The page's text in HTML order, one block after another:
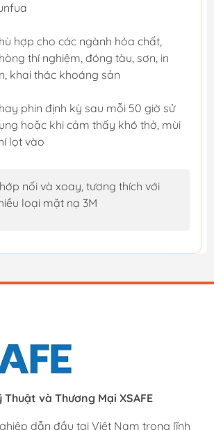
hợp cho các ngành hóa chất,
thí nghiệm, đóng tàu, sơn, in
khai thác khoáng sản
phin định kỳ sau mỗi 50 giờ sử
hoặc khi cảm thấy khó thở, mùi
lọt vào
nối và xoay, tương thích với
loại mặt nạ 3M
và Thương Mại XSAFE
dẫn đầu tại Việt Nam trong lĩnh